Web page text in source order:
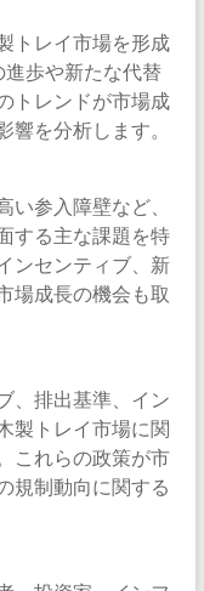
トレイ市場を形成
歩や新たな代替
トレンドが市場成
を分析します。
参入障壁など、
する主な課題を特
ンセンティブ、新
場成長の機会も取
、排出基準、イン
製トレイ市場に関
これらの政策が市
規制動向に関する